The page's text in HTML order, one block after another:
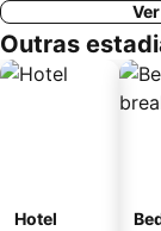
Outras
Hotel